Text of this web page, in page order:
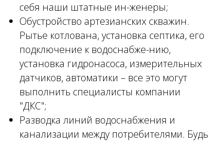
себя наши штатные ин-женеры;
Обустройство артезианских скважин.
Рытье котлована, установка септика, его
подключение к водоснабже-нию,
установка гидронасоса, измерительных
датчиков, автоматики – все это могут
выполнить специалисты компании
"ДКС";
Разводка линий водоснабжения и
канализации между потребителями. Будь